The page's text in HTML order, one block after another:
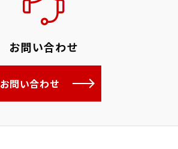
お問い合わせ
お問い合わせ